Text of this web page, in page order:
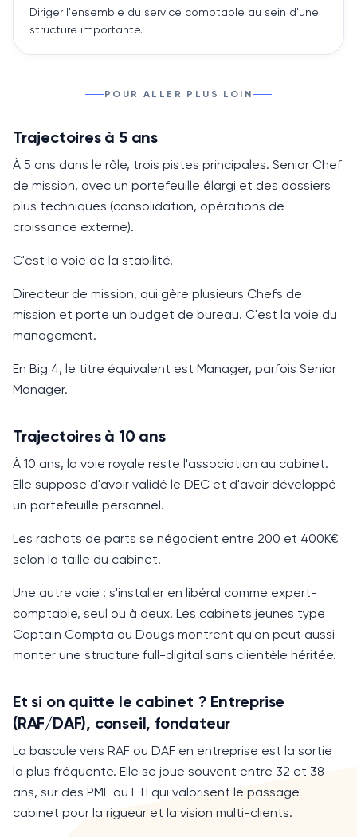
Diriger l'ensemble du service comptable au sein d'une
structure importante.
POUR ALLER PLUS LOIN
Trajectoires à 5 ans
À 5 ans dans le rôle, trois pistes principales. Senior Chef
de mission, avec un portefeuille élargi et des dossiers
plus techniques (consolidation, opérations de
croissance externe).
C'est la voie de la stabilité.
Directeur de mission, qui gère plusieurs Chefs de
mission et porte un budget de bureau. C'est la voie du
management.
En Big 4, le titre équivalent est Manager, parfois Senior
Manager.
Trajectoires à 10 ans
À 10 ans, la voie royale reste l'association au cabinet.
Elle suppose d'avoir validé le DEC et d'avoir développé
un portefeuille personnel.
Les rachats de parts se négocient entre 200 et 400K€
selon la taille du cabinet.
Une autre voie : s'installer en libéral comme expert-
comptable, seul ou à deux. Les cabinets jeunes type
Captain Compta ou Dougs montrent qu'on peut aussi
monter une structure full-digital sans clientèle héritée.
Et si on quitte le cabinet ? Entreprise
(RAF/DAF), conseil, fondateur
La bascule vers RAF ou DAF en entreprise est la sortie
la plus fréquente. Elle se joue souvent entre 32 et 38
ans, sur des PME ou ETI qui valorisent le passage
cabinet pour la rigueur et la vision multi-clients.